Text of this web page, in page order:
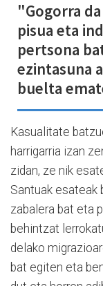
"Gogorra
pisua eta
pertsona
ezintasuna
buelta
Kasualitate
harrigarria izan
zidan, ze nik
Santuak esateak
zabalera bat eta
behintzat
delako
bat egiten eta